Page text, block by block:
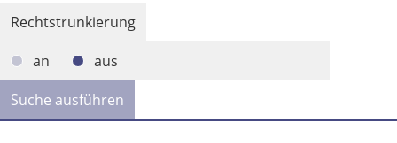
Rechtstrunkierung
an
aus